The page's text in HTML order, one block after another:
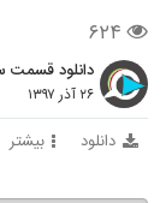
۶۲۴
۲۶ آذر ۱۳۹۷
دانلود بیشتر